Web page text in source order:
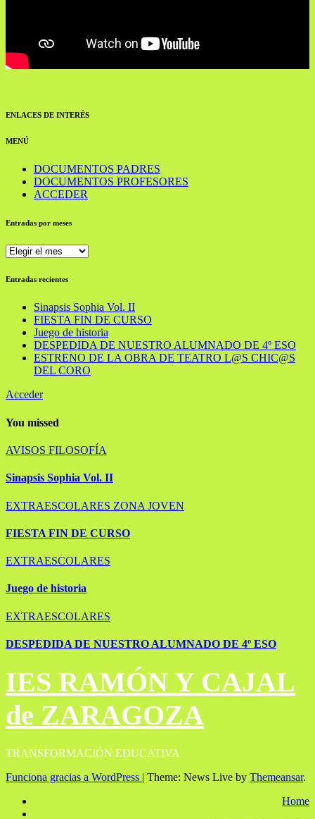
ENLACES DE INTERÉS
MENÚ
DOCUMENTOS PADRES
DOCUMENTOS PROFESORES
ACCEDER
Entradas por meses
Entradas
meses
Entradas recientes
Sinapsis Sophia Vol. II
FIESTA FIN DE CURSO
Juego de historia
DESPEDIDA DE NUESTRO ALUMNADO DE 4º ESO
ESTRENO DE LA OBRA DE TEATRO L@S CHIC@S
DEL CORO
Acceder
You missed
AVISOS FILOSOFÍA
Sinapsis Sophia Vol. II
EXTRAESCOLARES ZONA JOVEN
FIESTA FIN DE CURSO
EXTRAESCOLARES
Juego de historia
EXTRAESCOLARES
DESPEDIDA DE NUESTRO ALUMNADO DE 4º ESO
IES RAMÓN Y CAJAL
de ZARAGOZA
TRANSFORMACIÓN EDUCATIVA
Funciona gracias a WordPress | Theme: News Live by Themeansar.
Home